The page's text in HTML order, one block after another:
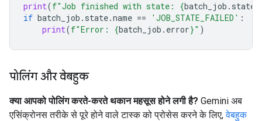
print(f"Job finished with state: {batch_job . state
if batch_job . state.name == 'JOB_STATE_FAILED' :
print(f"Error: {batch_job . error}" )
पोलिंग और वेबहुक
क्या आपको पोलिंग करते-करते थकान महसूस होने लगी है? Gemini अब
एसिंक्रोनस तरीके से पूरे होने वाले टास्क को प्रोसेस करने के लिए,वेबहुक